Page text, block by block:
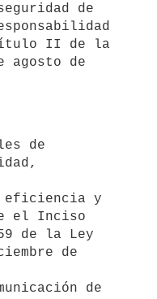
de
II de la
agosto de
eficiencia y
el Inciso
de la Ley
de
de